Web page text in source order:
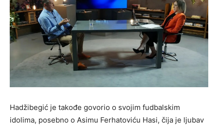
Hadžibegić je takođe govorio o svojim fudbalskim
idolima, posebno o Asimu Ferhatoviću Hasi, čija je ljubav